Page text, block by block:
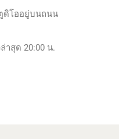
ดิโออยู่บนถนน
าสุด 20:00 น.